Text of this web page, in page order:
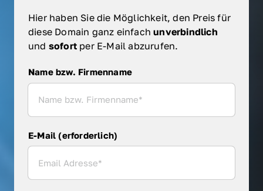
Hier haben Sie die Möglichkeit, den Preis für
diese Domain ganz einfach
und sofort per E-Mail abzurufen.
Name bzw. Firmenname
Name bzw. Firmenname
E-Mail (erforderlich)